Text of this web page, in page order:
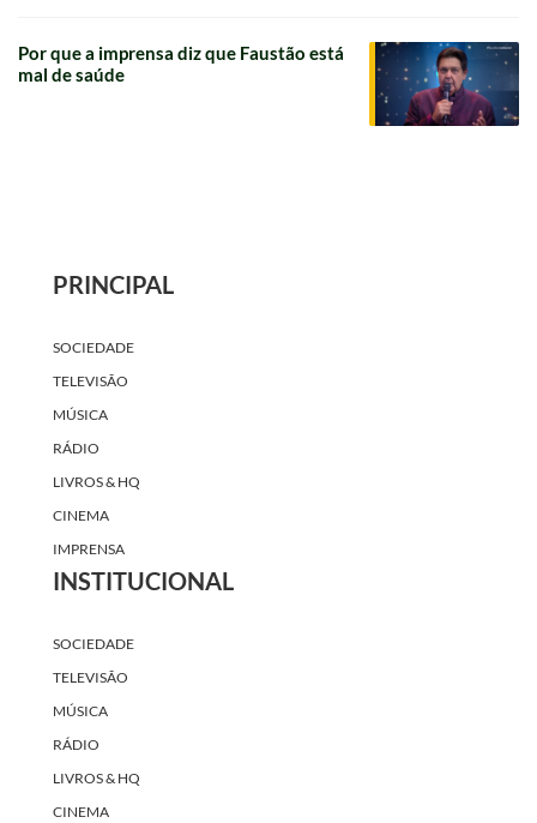
Por que a imprensa diz que Faustão está
mal de saúde
PRINCIPAL
SOCIEDADE
TELEVISÃO
MÚSICA
RÁDIO
LIVROS & HQ
CINEMA
IMPRENSA
INSTITUCIONAL
SOCIEDADE
TELEVISÃO
MÚSICA
RÁDIO
LIVROS & HQ
CINEMA